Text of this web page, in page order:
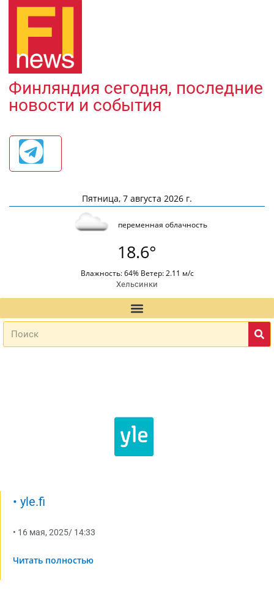
Финляндия сегодня, последние
новости и события
Пятница, 7 августа 2026 г.
переменная облачность
18.6°
Влажность: 64% Ветер: 2.11 м/с
Хельсинки
• yle.fi
• 16 мая, 2025/ 14:33
Читать полностью